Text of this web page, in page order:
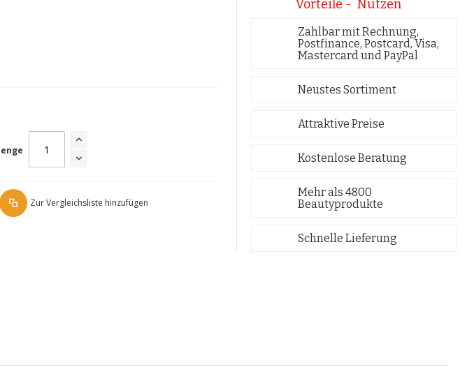
Zur Vergleichsliste hinzufügen
Vorteile - Nutzen
Zahlbar mit Rechnung,
Postfinance, Postcard, Visa,
Mastercard und PayPal
Neustes Sortiment
Attraktive Preise
Kostenlose Beratung
Mehr als 4800
Beautyprodukte
Schnelle Lieferung